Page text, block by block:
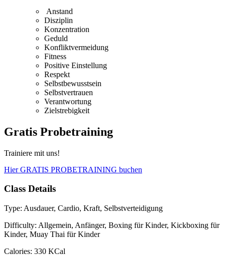
Anstand
Disziplin
Konzentration
Geduld
Konfliktvermeidung
Fitness
Positive Einstellung
Respekt
Selbstbewusstsein
Selbstvertrauen
Verantwortung
Zielstrebigkeit
Gratis Probetraining
Trainiere mit uns!
Hier GRATIS PROBETRAINING buchen
Class Details
Type: Ausdauer, Cardio, Kraft, Selbstverteidigung
Difficulty: Allgemein, Anfänger, Boxing für Kinder, Kickboxing für
Kinder, Muay Thai für Kinder
Calories: 330 KCal